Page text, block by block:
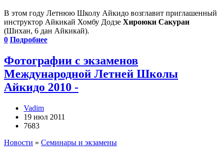
В этом году Летнюю Школу Айкидо возглавит приглашенный
инструктор Айкикай Хомбу Додзе Хироюки Сакураи
(Шихан, 6 дан Айкикай).
0 Подробнее
Фотографии с экзаменов
Международной Летней Школы
Айкидо 2010 -
Vadim
19 июл 2011
7683
Новости » Семинары и экзамены